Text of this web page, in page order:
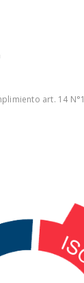
art. 14 N°1